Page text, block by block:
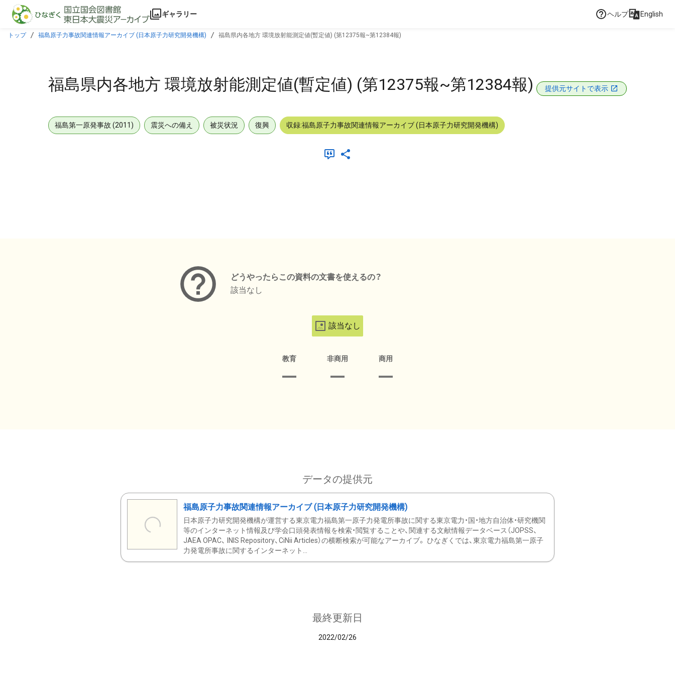
本文に飛ぶ
ギャラリー ヘルプ English
トップ 福島原子力事故関連情報アーカイブ (日本原子力研究開発機構) 福島県内各地方 環境放射能測定値(暫定値) (第12375報~第12384報)
福島県内各地方 環境放射能測定値(暫定値) (第12375報~第12384報) 提供元サイトで表示
福島第一原発事故 (2011) 震災への備え 被災状況 復興 収録:福島原子力事故関連情報アーカイブ (日本原子力研究開発機構)
どうやったらこの資料の文書を使えるの？
該当なし
該当なし
教育 非商用 商用
データの提供元
福島原子力事故関連情報アーカイブ (日本原子力研究開発機構)
日本原子力研究開発機構が運営する東京電力福島第一原子力発電所事故に関する東京電力・国・地方自治体・研究機関
等のインターネット情報及び学会口頭発表情報を検索・閲覧することや、関連する文献情報データベース（JOPSS、
JAEA OPAC、 INIS Repository、CiNii Articles）の横断検索が可能なアーカイブ。 ひなぎくでは、東京電力福島第一原子
力発電所事故に関するインターネット...
最終更新日
2022/02/26